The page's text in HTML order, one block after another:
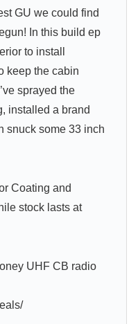
GU we could find
In this build ep
to install
keep the cabin
sprayed the
installed a brand
snuck some 33 inch
Coating and
stock lasts at
UHF CB radio